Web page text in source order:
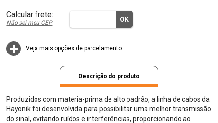
Não sei meu CEP
Veja mais opções de parcelamento
Descrição do produto
Produzidos com matéria-prima de alto padrão, a linha de cabos da
Hayonik foi desenvolvida para possibilitar uma melhor transmissão
do sinal, evitando ruídos e interferências, proporcionando ao